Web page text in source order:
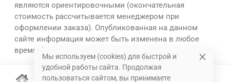
являются ориентировочными (окончательная
стоимость рассчитывается менеджером при
оформлении заказа). Опубликованная на данном
сайте информация может быть изменена в любое
время без предварительного уведомления.
Мы используем (cookies) для быстрой и
удобной работы сайта. Продолжая
пользоваться сайтом, вы принимаете